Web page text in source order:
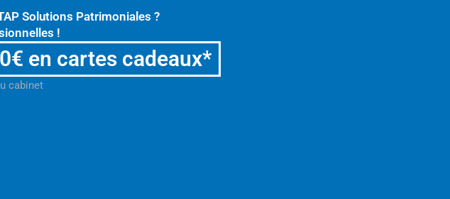
Solutions Patrimoniales ?
!
en cartes cadeaux*
cabinet